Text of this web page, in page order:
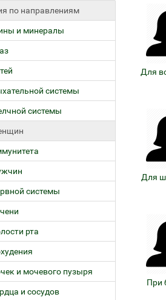
по направлениям
и минералы
системы
системы
системы
рта
и мочевого пузыря
и сосудов
Для
Для
При